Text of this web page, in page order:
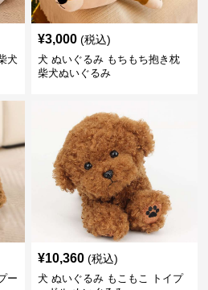
犬
¥3,000 (税込)
犬 ぬいぐるみ もちもち抱き枕
柴犬ぬいぐるみ
ー
¥10,360 (税込)
犬 ぬいぐるみ もこもこ トイプ